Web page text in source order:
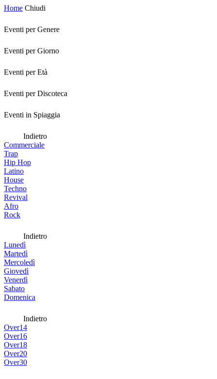
Home Chiudi
Eventi per Genere
Eventi per Giorno
Eventi per Età
Eventi per Discoteca
Eventi in Spiaggia
Indietro
Commerciale
Trap
Hip Hop
Latino
House
Techno
Revival
Afro
Rock
Indietro
Lunedì
Martedì
Mercoledì
Giovedì
Venerdì
Sabato
Domenica
Indietro
Over14
Over16
Over18
Over20
Over30